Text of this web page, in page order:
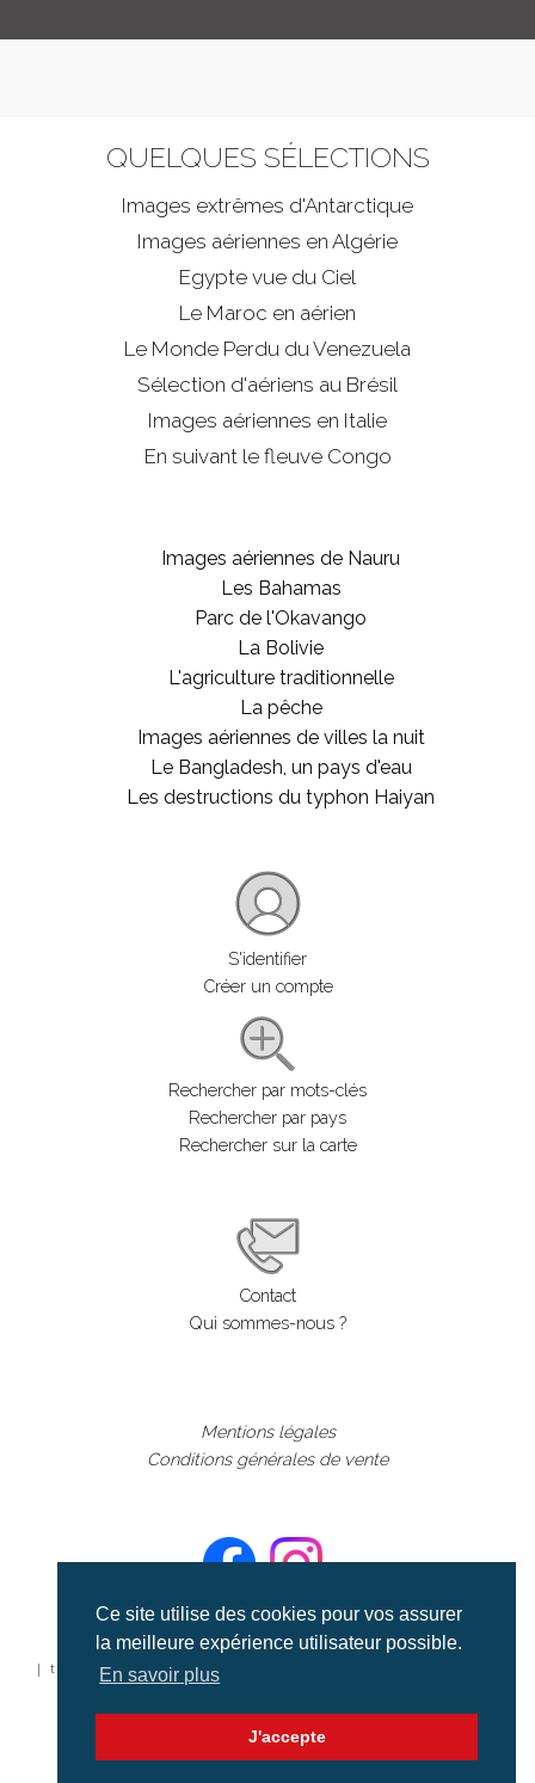
Ce site utilise des cookies pour vos assurer
la meilleure expérience utilisateur possible.
En savoir plus
J'accepte
QUELQUES SÉLECTIONS
Images extrêmes d'Antarctique
Images aériennes en Algérie
Egypte vue du Ciel
Le Maroc en aérien
Le Monde Perdu du Venezuela
Sélection d'aériens au Brésil
Images aériennes en Italie
En suivant le fleuve Congo
Images aériennes de Nauru
Les Bahamas
Parc de l'Okavango
La Bolivie
L'agriculture traditionnelle
La pêche
Images aériennes de villes la nuit
Le Bangladesh, un pays d'eau
Les destructions du typhon Haiyan
S'identifier
Créer un compte
Rechercher par mots-clés
Rechercher par pays
Rechercher sur la carte
Contact
Qui sommes-nous ?
Mentions légales
Conditions générales de vente
©aerialcollection marque déposée 2024
| tous droits réservés | aerialcollection.fr banque d'images
aériennes et documentaires video et cinéma |